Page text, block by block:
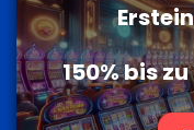
150% bis